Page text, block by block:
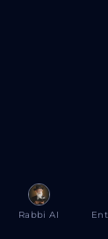
Rabbi AI